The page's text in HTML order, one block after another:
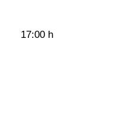
17:00 h